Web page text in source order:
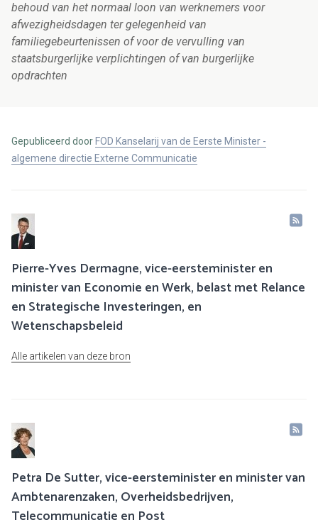
behoud van het normaal loon van werknemers voor
afwezigheidsdagen ter gelegenheid van
familiegebeurtenissen of voor de vervulling van
staatsburgerlijke verplichtingen of van burgerlijke
opdrachten
Gepubliceerd door FOD Kanselarij van de Eerste Minister -
algemene directie Externe Communicatie
Pierre-Yves Dermagne, vice-eersteminister en
minister van Economie en Werk, belast met Relance
en Strategische Investeringen, en
Wetenschapsbeleid
Alle artikelen van deze bron
Petra De Sutter, vice-eersteminister en minister van
Ambtenarenzaken, Overheidsbedrijven,
Telecommunicatie en Post